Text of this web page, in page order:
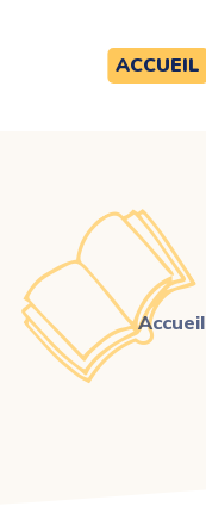
ACCUEIL
Accueil